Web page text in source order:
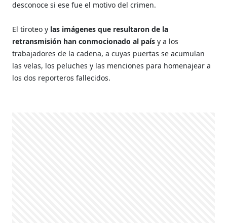
desconoce si ese fue el motivo del crimen.
El tiroteo y las imágenes que resultaron de la
retransmisión han conmocionado al paísy a los
trabajadores de la cadena, a cuyas puertas se acumulan
las velas, los peluches y las menciones para homenajear a
los dos reporteros fallecidos.